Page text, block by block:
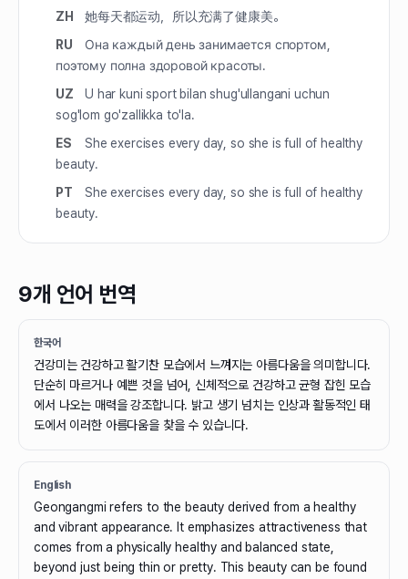
ZH
她每天都运动，所以充满了健康美。
RU
Она каждый день занимается спортом,
поэтому полна здоровой красоты.
UZ
U har kuni sport bilan shug'ullangani uchun
sog'lom go'zallikka to'la.
ES
She exercises every day, so she is full of healthy
beauty.
PT
She exercises every day, so she is full of healthy
beauty.
9개 언어 번역
한국어
건강미는 건강하고 활기찬 모습에서 느껴지는 아름다움을 의미합니다.
단순히 마르거나 예쁜 것을 넘어, 신체적으로 건강하고 균형 잡힌 모습
에서 나오는 매력을 강조합니다. 밝고 생기 넘치는 인상과 활동적인 태
도에서 이러한 아름다움을 찾을 수 있습니다.
English
Geongangmi refers to the beauty derived from a healthy
and vibrant appearance. It emphasizes attractiveness that
comes from a physically healthy and balanced state,
beyond just being thin or pretty. This beauty can be found